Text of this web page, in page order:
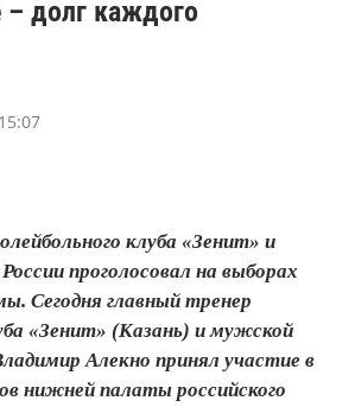
– долг каждого
клуба «Зенит» и
проголосовал на выборах
Сегодня главный тренер
«Зенит» (Казань) и мужской
Алекно принял участие в
нижней палаты российского